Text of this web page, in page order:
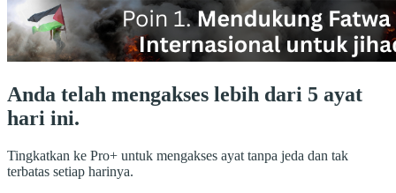
Anda telah mengakses lebih dari 5 ayat
hari ini.
Tingkatkan ke Pro+ untuk mengakses ayat tanpa jeda dan tak
terbatas setiap harinya.